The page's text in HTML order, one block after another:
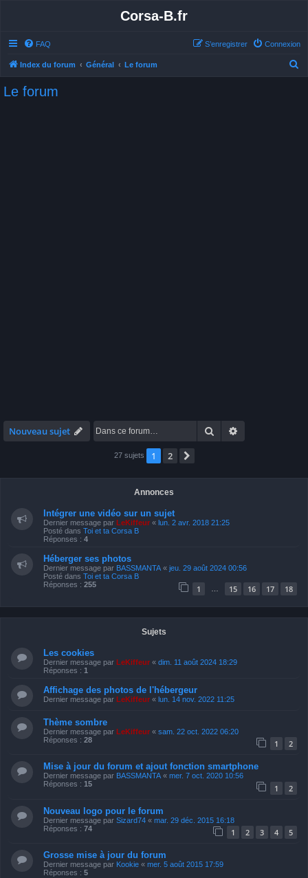
Corsa-B.fr
FAQ Connexion
S’enregistrer
Index du forum Général Le forum
Le forum
Nouveau sujet Rechercher
27 sujets 1 2
Annonces
Intégrer une vidéo sur un sujet
Dernier message par LeKiffeur « lun. 2 avr. 2018 21:25
Posté dans Toi et ta Corsa B
Réponses : 4
Héberger ses photos
Dernier message par BASSMANTA « jeu. 29 août 2024 00:56
Posté dans Toi et ta Corsa B
Réponses : 255 1 15 16 17 18
Sujets
Les cookies
Dernier message par LeKiffeur « dim. 11 août 2024 18:29
Réponses : 1
Affichage des photos de l'hébergeur
Dernier message par LeKiffeur « lun. 14 nov. 2022 11:25
Thème sombre
Dernier message par LeKiffeur « sam. 22 oct. 2022 06:20
Réponses : 28 1 2
Mise à jour du forum et ajout fonction smartphone
Dernier message par BASSMANTA « mer. 7 oct. 2020 10:56
Réponses : 15 1 2
Nouveau logo pour le forum
Dernier message par Sizard74 « mar. 29 déc. 2015 16:18
Réponses : 74 1 2 3 4 5
Grosse mise à jour du forum
Dernier message par Kookie « mer. 5 août 2015 17:59
Réponses : 5